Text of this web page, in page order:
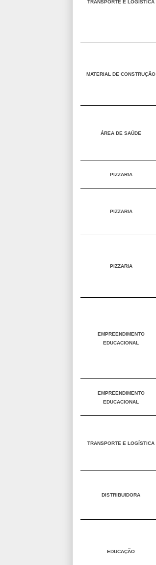
TRANSPORTE E LOGÍSTICA
MATERIAL DE CONSTRUÇÃO
ÁREA DE SAÚDE
PIZZARIA
PIZZARIA
PIZZARIA
EMPREENDIMENTO
EDUCACIONAL
EMPREENDIMENTO
EDUCACIONAL
TRANSPORTE E LOGÍSTICA
DISTRIBUIDORA
EDUCAÇÃO